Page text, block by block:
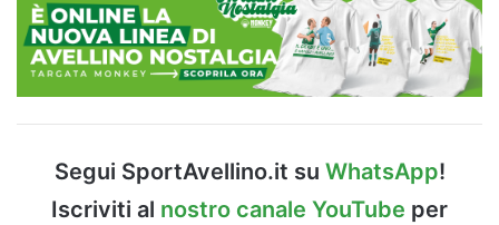
Segui SportAvellino.it su WhatsApp!
Iscriviti al nostro canale YouTube per